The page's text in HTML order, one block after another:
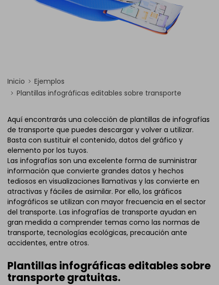
Inicio
Ejemplos
Plantillas infográficas editables sobre transporte
Aquí encontrarás una colección de plantillas de infografías
de transporte que puedes descargar y volver a utilizar.
Basta con sustituir el contenido, datos del gráfico y
elemento por los tuyos.
Las infografías son una excelente forma de suministrar
información que convierte grandes datos y hechos
tediosos en visualizaciones llamativas y las convierte en
atractivas y fáciles de asimilar. Por ello, los gráficos
infográficos se utilizan con mayor frecuencia en el sector
del transporte. Las infografías de transporte ayudan en
gran medida a comprender temas como las normas de
transporte, tecnologías ecológicas, precaución ante
accidentes, entre otros.
Plantillas infográficas editables sobre
transporte gratuitas.